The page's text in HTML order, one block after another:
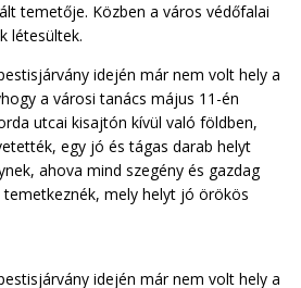
temetője. Közben a város védőfalai
létesültek.
idején már nem volt hely a
a városi tanács május 11-én
utcai kisajtón kívül való földben,
egy jó és tágas darab helyt
ahova mind szegény és gazdag
mely helyt jó örökös
idején már nem volt hely a